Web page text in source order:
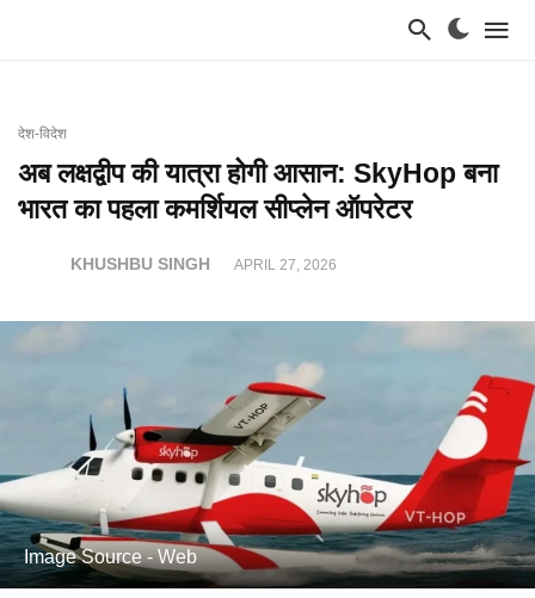
देश-विदेश
अब लक्षद्वीप की यात्रा होगी आसान: SkyHop बना
भारत का पहला कमर्शियल सीप्लेन ऑपरेटर
KHUSHBU SINGH APRIL 27, 2026
Image Source - Web